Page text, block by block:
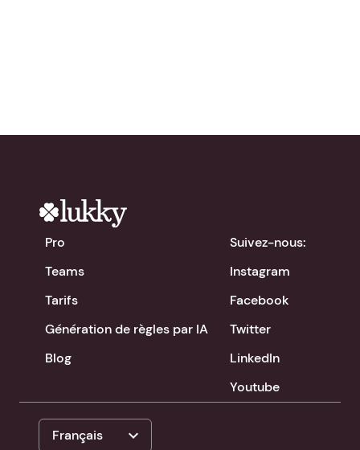
Pro
Teams
Tarifs
Génération de règles par IA
Blog
Suivez-nous:
Instagram
Facebook
Twitter
LinkedIn
Youtube
Français expand_more